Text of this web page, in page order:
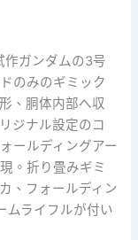
作ガンダムの3号
のみのギミック
、胴体内部へ収
ジナル設定のコ
ールディングアー
。折り畳みギミ
、フォールディン
ムライフルが付い